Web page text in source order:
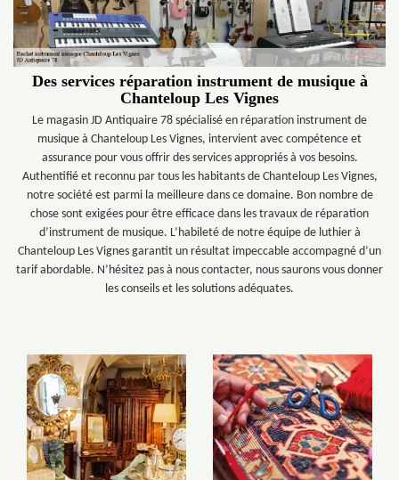
Des services réparation instrument de musique à
Chanteloup Les Vignes
Le magasin JD Antiquaire 78 spécialisé en réparation instrument de
musique à Chanteloup Les Vignes, intervient avec compétence et
assurance pour vous offrir des services appropriés à vos besoins.
Authentifié et reconnu par tous les habitants de Chanteloup Les Vignes,
notre société est parmi la meilleure dans ce domaine. Bon nombre de
chose sont exigées pour être efficace dans les travaux de réparation
d’instrument de musique. L’habileté de notre équipe de luthier à
Chanteloup Les Vignes garantit un résultat impeccable accompagné d’un
tarif abordable. N’hésitez pas à nous contacter, nous saurons vous donner
les conseils et les solutions adéquates.